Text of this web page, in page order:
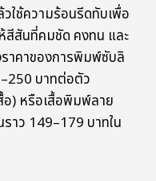
ใช้ความร้อนรีดทับเพื่อ
ห้สีสันที่คมชัด คงทน และ
ราคาของการพิมพ์ซับลิ
บาทต่อตัว
อ) หรือเสื้อพิมพ์ลาย
าว 149–179 บาทใน